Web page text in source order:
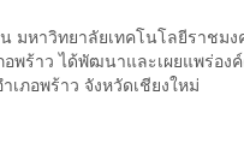
มหาวิทยาลัยเทคโนโลยีราชม
พร้าว ได้พัฒนาและเผยแพร่อ
ภอพร้าว จังหวัดเชียงใหม่